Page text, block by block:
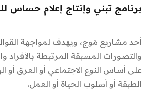
برنامج تبني وإنتاج إعلام حساس
أحد مشاريع مَوج، ويهدف لمواجهة
والتصورات المسبقة المرتبطة بالأفراد
على أساس النوع الاجتماعي أو العرق أو
الطبقة أو أسلوب الحياة أو العمل.